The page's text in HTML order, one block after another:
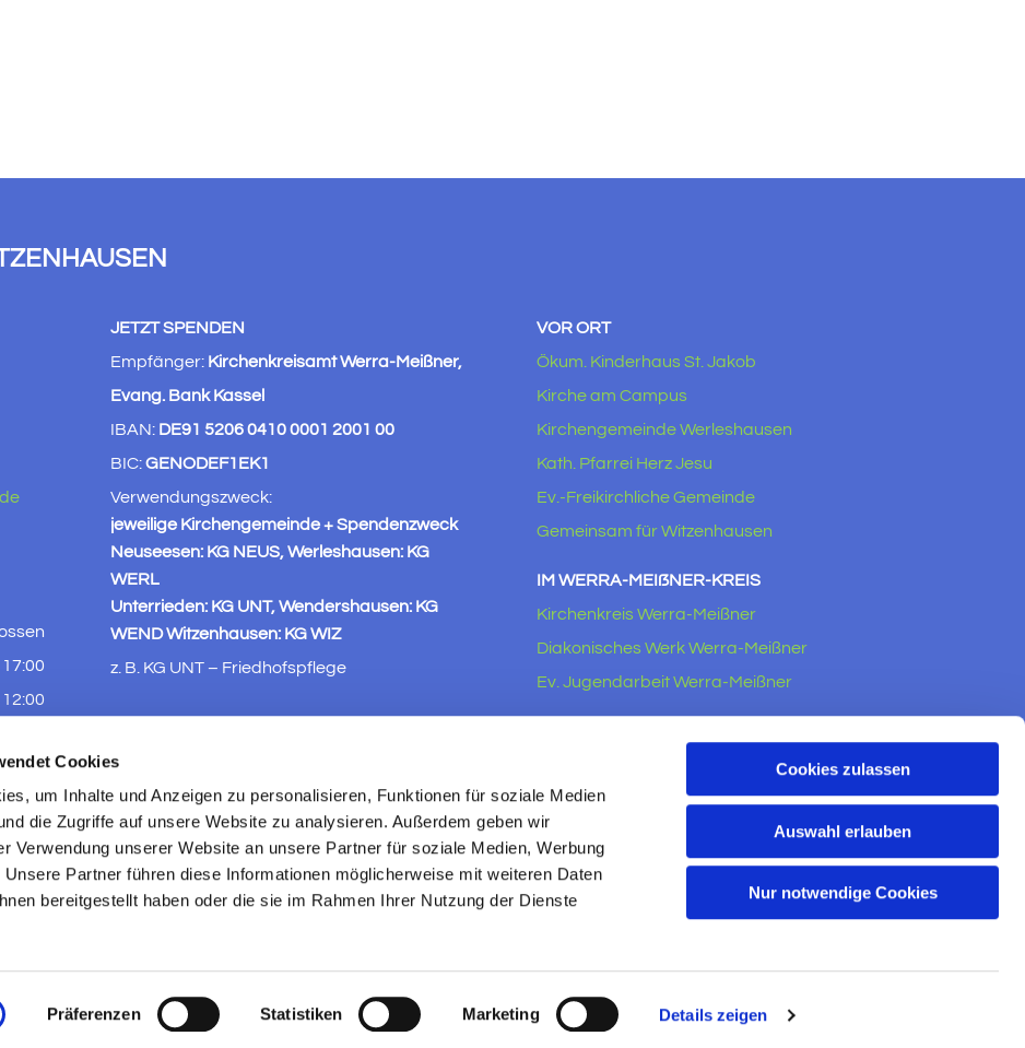
Cookies
um Inhalte und Anzeigen zu personalisieren, Funktionen für soziale Medien
die Zugriffe auf unsere Website zu analysieren. Außerdem geben wir
Verwendung unserer Website an unsere Partner für soziale Medien, Werbung
Unsere Partner führen diese Informationen möglicherweise mit weiteren Daten
bereitgestellt haben oder die sie im Rahmen Ihrer Nutzung der Dienste
Präferenzen Statistiken Marketing Details zeigen
Cookies zulassen
Auswahl erlauben
Nur notwendige Cookies
JETZT SPENDEN
Empfänger: Kirchenkreisamt Werra-Meißner,
Evang. Bank Kassel
IBAN: DE91 5206 0410 0001 2001 00
BIC:GENODEF1EK1
Verwendungszweck:
jeweilige Kirchengemeinde + Spendenzweck
Neuseesen: KG NEUS, Werleshausen: KG
WERL
Unterrieden: KG UNT, Wendershausen: KG
WEND Witzenhausen: KG WIZ
z. B. KG UNT – Friedhofspflege
VOR ORT
Ökum. Kinderhaus St. Jakob
Kirche am Campus
Kirchengemeinde Werleshausen
Kath. Pfarrei Herz Jesu
Ev.-Freikirchliche Gemeinde
Gemeinsam für Witzenhausen
IM WERRA-MEIẞNER-KREIS
Kirchenkreis Werra-Meißner
Diakonisches Werk Werra-Meißner
Ev. Jugendarbeit Werra-Meißner
Datenschutzerklärung